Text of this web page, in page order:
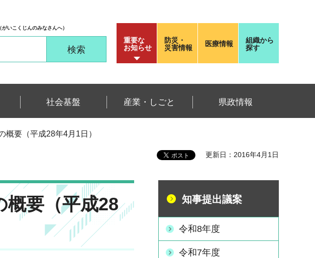
（がいこくじんのみなさんへ）
重要な
お知らせ
防災・
災害情報
医療情報
組織から
探す
社会基盤 産業・しごと 県政情報
概要（平成28年4月1日）
更新日：2016年4月1日
概要（平成28
知事提出議案
令和8年度
令和7年度